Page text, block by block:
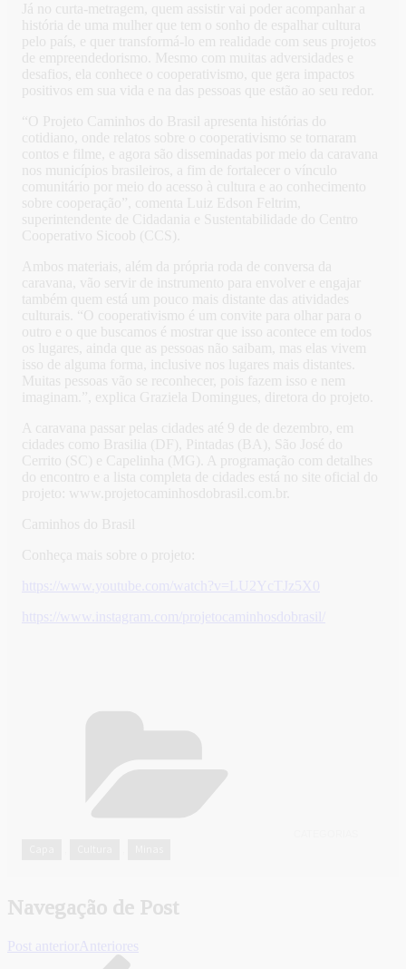
Já no curta-metragem, quem assistir vai poder acompanhar a
história de uma mulher que tem o sonho de espalhar cultura
pelo país, e quer transformá-lo em realidade com seus projetos
de empreendedorismo. Mesmo com muitas adversidades e
desafios, ela conhece o cooperativismo, que gera impactos
positivos em sua vida e na das pessoas que estão ao seu redor.
“O Projeto Caminhos do Brasil apresenta histórias do
cotidiano, onde relatos sobre o cooperativismo se tornaram
contos e filme, e agora são disseminadas por meio da caravana
nos municípios brasileiros, a fim de fortalecer o vínculo
comunitário por meio do acesso à cultura e ao conhecimento
sobre cooperação”, comenta Luiz Edson Feltrim,
superintendente de Cidadania e Sustentabilidade do Centro
Cooperativo Sicoob (CCS).
Ambos materiais, além da própria roda de conversa da
caravana, vão servir de instrumento para envolver e engajar
também quem está um pouco mais distante das atividades
culturais. “O cooperativismo é um convite para olhar para o
outro e o que buscamos é mostrar que isso acontece em todos
os lugares, ainda que as pessoas não saibam, mas elas vivem
isso de alguma forma, inclusive nos lugares mais distantes.
Muitas pessoas vão se reconhecer, pois fazem isso e nem
imaginam.”, explica Graziela Domingues, diretora do projeto.
A caravana passar pelas cidades até 9 de de dezembro, em
cidades como Brasilia (DF), Pintadas (BA), São José do
Cerrito (SC) e Capelinha (MG). A programação com detalhes
do encontro e a lista completa de cidades está no site oficial do
projeto: www.projetocaminhosdobrasil.com.br.
Caminhos do Brasil
Conheça mais sobre o projeto:
https://www.youtube.com/watch?v=LU2YcTJz5X0
https://www.instagram.com/projetocaminhosdobrasil/
Navegação de Post
Post anterior Anteriores